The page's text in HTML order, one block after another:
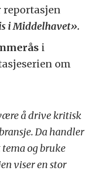
i Middelhavet».
i
om
å drive kritisk
Da handler
og bruke
viser en stor